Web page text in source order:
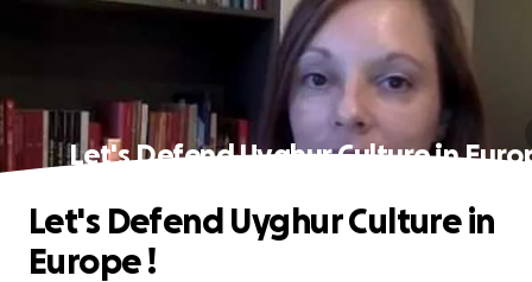
Let's Defend Uyghur Culture in
Let's Defend Uyghur Culture in
Europe !